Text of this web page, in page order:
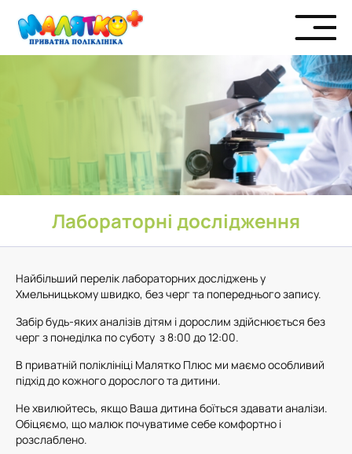
Лабораторні дослідження
Найбільший перелік лабораторних досліджень у
Хмельницькому швидко, без черг та попереднього запису.
Забір будь-яких аналізів дітям і дорослим здійснюється без
черг з понеділка по суботу з 8:00 до 12:00.
В приватній поліклініці Малятко Плюс ми маємо особливий
підхід до кожного дорослого та дитини.
Не хвилюйтесь, якщо Ваша дитина боїться здавати аналізи.
Обіцяємо, що малюк почуватиме себе комфортно і
розслаблено.